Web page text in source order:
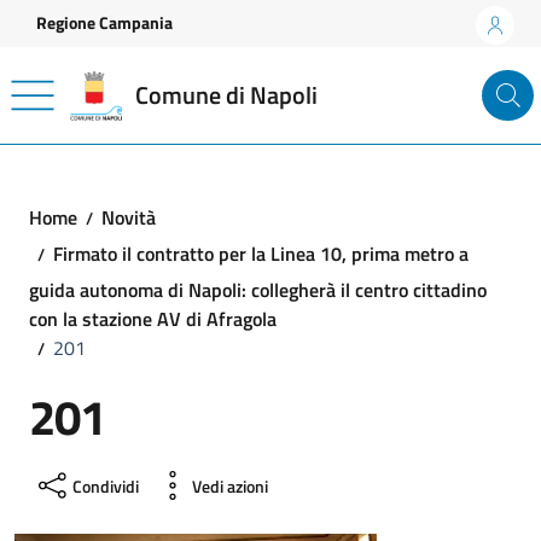
Vai ai contenuti
Vai al footer
Regione Campania
Comune di Napoli
Home
Novità
Firmato il contratto per la Linea 10, prima metro a
guida autonoma di Napoli: collegherà il centro cittadino
con la stazione AV di Afragola
201
201
Condividi Vedi azioni